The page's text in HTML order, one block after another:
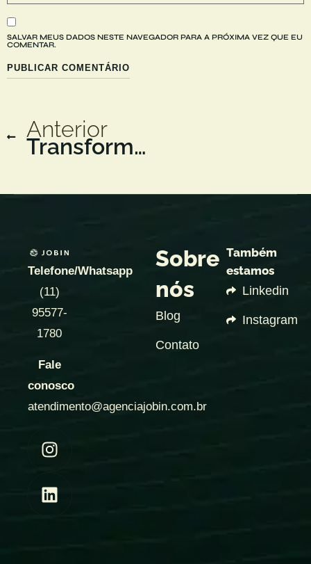
SALVAR MEUS DADOS NESTE NAVEGADOR PARA A PRÓXIMA VEZ QUE EU
COMENTAR.
Anterior
Transforme seus cliques em clientes: o segredo para anúncios online que realmente funcionam
Telefone/Whatsapp
(11)
95577-
1780
Fale
conosco
atendimento@agenciajobin.com.br
Sobre
nós
Blog
Contato
Também
estamos
Linkedin
Instagram